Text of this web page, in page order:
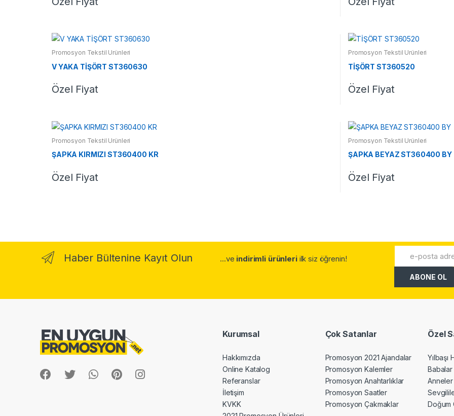
Promosyon Tekstil Ürünleri
V YAKA TİŞÖRT ST360630
Özel Fiyat
Promosyon Tekstil Ürünleri
TİŞÖRT ST360520
Özel Fiyat
Promosyon Tekstil Ürünleri
ŞAPKA KIRMIZI ST360400 KR
Özel Fiyat
Promosyon Tekstil Ürünleri
ŞAPKA BEYAZ ST360400 BY
Özel Fiyat
Haber Bültenine Kayıt Olun ...ve indirimli ürünleriilk siz öğrenin!
Kurumsal
Hakkımızda
Online Katalog
Referanslar
İletişim
KVKK
Çok Satanlar
Promosyon 2021 Ajandalar
Promosyon Kalemler
Promosyon Anahtarlıklar
Promosyon Saatler
Promosyon Çakmaklar
Özel
Yılbaşı
Doğum